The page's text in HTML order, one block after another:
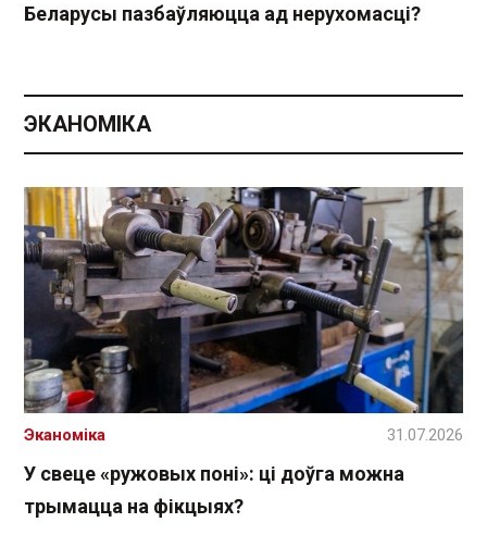
Беларусы пазбаўляюцца ад нерухомасці?
ЭКАНОМІКА
У свеце «ружовых поні»: ці доўга можна
трымацца на фікцыях?
Эканоміка 31.07.2026